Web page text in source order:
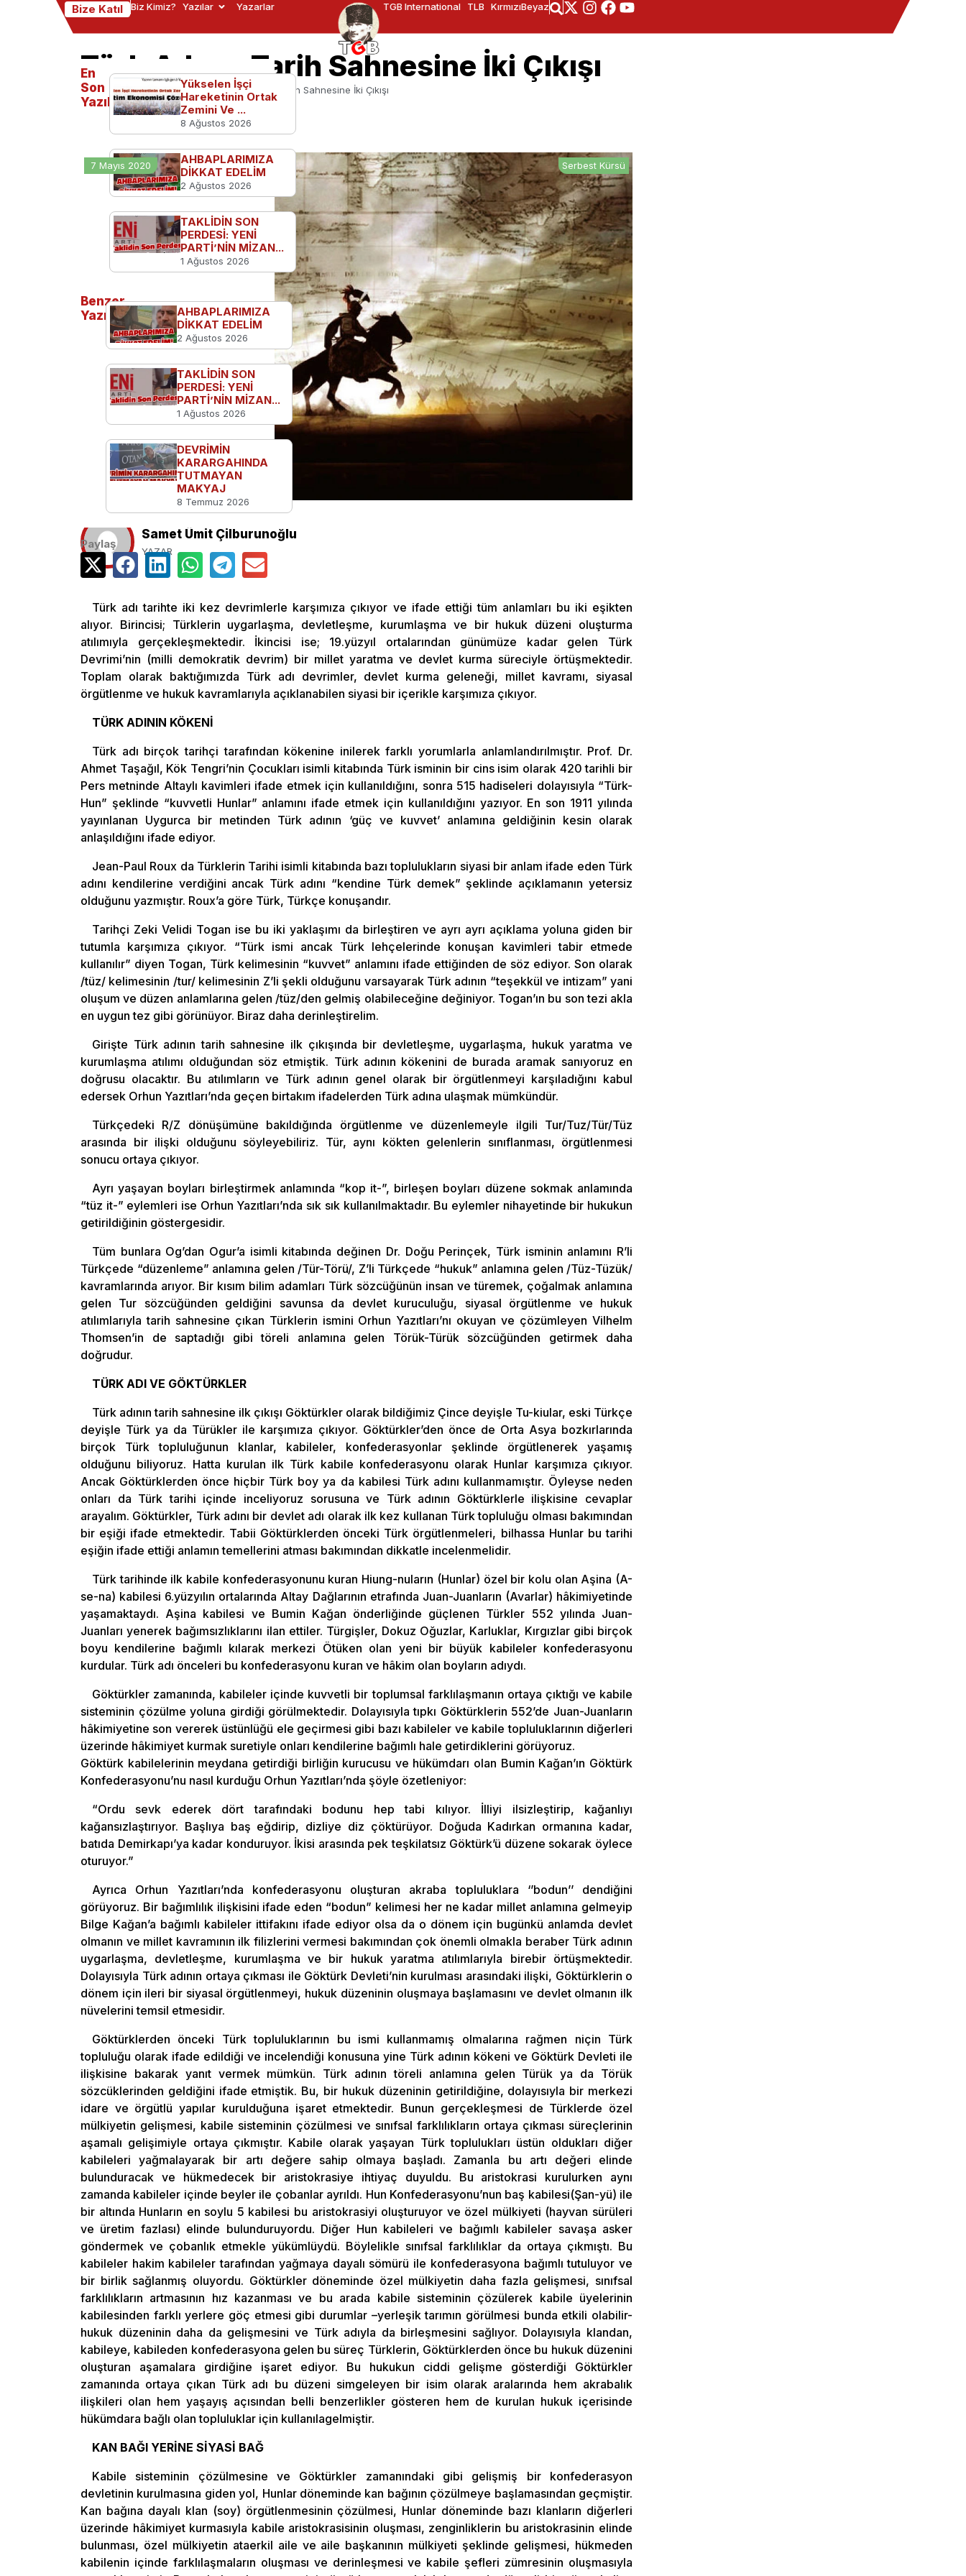
Bize Katıl Biz Kimiz? Yazılar Yazarlar TGB International TLB KırmızıBeyaz
Türk Adının Tarih Sahnesine İki Çıkışı
Ana Sayfa Serbest Kürsü Türk Adının Tarih Sahnesine İki Çıkışı
7 Mayıs 2020 Serbest Kürsü
Samet Ümit Çilburunoğlu
YAZAR
Türk adı tarihte iki kez devrimlerle karşımıza çıkıyor ve ifade ettiği tüm anlamları bu iki eşikten
alıyor. Birincisi; Türklerin uygarlaşma, devletleşme, kurumlaşma ve bir hukuk düzeni oluşturma
atılımıyla gerçekleşmektedir. İkincisi ise; 19.yüzyıl ortalarından günümüze kadar gelen Türk
Devrimi’nin (milli demokratik devrim) bir millet yaratma ve devlet kurma süreciyle örtüşmektedir.
Toplam olarak baktığımızda Türk adı devrimler, devlet kurma geleneği, millet kavramı, siyasal
örgütlenme ve hukuk kavramlarıyla açıklanabilen siyasi bir içerikle karşımıza çıkıyor.
TÜRK ADININ KÖKENİ
Türk adı birçok tarihçi tarafından kökenine inilerek farklı yorumlarla anlamlandırılmıştır. Prof. Dr.
Ahmet Taşağıl, Kök Tengri’nin Çocukları isimli kitabında Türk isminin bir cins isim olarak 420 tarihli bir
Pers metninde Altaylı kavimleri ifade etmek için kullanıldığını, sonra 515 hadiseleri dolayısıyla “Türk-
Hun” şeklinde “kuvvetli Hunlar” anlamını ifade etmek için kullanıldığını yazıyor. En son 1911 yılında
yayınlanan Uygurca bir metinden Türk adının ‘güç ve kuvvet’ anlamına geldiğinin kesin olarak
anlaşıldığını ifade ediyor.
Jean-Paul Roux da Türklerin Tarihi isimli kitabında bazı toplulukların siyasi bir anlam ifade eden Türk
adını kendilerine verdiğini ancak Türk adını “kendine Türk demek” şeklinde açıklamanın yetersiz
olduğunu yazmıştır. Roux’a göre Türk, Türkçe konuşandır.
Tarihçi Zeki Velidi Togan ise bu iki yaklaşımı da birleştiren ve ayrı ayrı açıklama yoluna giden bir
tutumla karşımıza çıkıyor. “Türk ismi ancak Türk lehçelerinde konuşan kavimleri tabir etmede
kullanılır” diyen Togan, Türk kelimesinin “kuvvet” anlamını ifade ettiğinden de söz ediyor. Son olarak
/tüz/ kelimesinin /tur/ kelimesinin Z’li şekli olduğunu varsayarak Türk adının “teşekkül ve intizam” yani
oluşum ve düzen anlamlarına gelen /tüz/den gelmiş olabileceğine değiniyor. Togan’ın bu son tezi akla
en uygun tez gibi görünüyor. Biraz daha derinleştirelim.
Girişte Türk adının tarih sahnesine ilk çıkışında bir devletleşme, uygarlaşma, hukuk yaratma ve
kurumlaşma atılımı olduğundan söz etmiştik. Türk adının kökenini de burada aramak sanıyoruz en
doğrusu olacaktır. Bu atılımların ve Türk adının genel olarak bir örgütlenmeyi karşıladığını kabul
edersek Orhun Yazıtları’nda geçen birtakım ifadelerden Türk adına ulaşmak mümkündür.
Türkçedeki R/Z dönüşümüne bakıldığında örgütlenme ve düzenlemeyle ilgili Tur/Tuz/Tür/Tüz
arasında bir ilişki olduğunu söyleyebiliriz. Tür, aynı kökten gelenlerin sınıflanması, örgütlenmesi
sonucu ortaya çıkıyor.
Ayrı yaşayan boyları birleştirmek anlamında “kop it-”, birleşen boyları düzene sokmak anlamında
“tüz it-” eylemleri ise Orhun Yazıtları’nda sık sık kullanılmaktadır. Bu eylemler nihayetinde bir hukukun
getirildiğinin göstergesidir.
Tüm bunlara Og’dan Ogur’a isimli kitabında değinen Dr. Doğu Perinçek, Türk isminin anlamını R’li
Türkçede “düzenleme” anlamına gelen /Tür-Törü/, Z’li Türkçede “hukuk” anlamına gelen /Tüz-Tüzük/
kavramlarında arıyor. Bir kısım bilim adamları Türk sözcüğünün insan ve türemek, çoğalmak anlamına
gelen Tur sözcüğünden geldiğini savunsa da devlet kuruculuğu, siyasal örgütlenme ve hukuk
atılımlarıyla tarih sahnesine çıkan Türklerin ismini Orhun Yazıtları’nı okuyan ve çözümleyen Vilhelm
Thomsen’in de saptadığı gibi töreli anlamına gelen Törük-Türük sözcüğünden getirmek daha
doğrudur.
TÜRK ADI VE GÖKTÜRKLER
Türk adının tarih sahnesine ilk çıkışı Göktürkler olarak bildiğimiz Çince deyişle Tu-kiular, eski Türkçe
deyişle Türk ya da Türükler ile karşımıza çıkıyor. Göktürkler’den önce de Orta Asya bozkırlarında
birçok Türk topluluğunun klanlar, kabileler, konfederasyonlar şeklinde örgütlenerek yaşamış
olduğunu biliyoruz. Hatta kurulan ilk Türk kabile konfederasyonu olarak Hunlar karşımıza çıkıyor.
Ancak Göktürklerden önce hiçbir Türk boy ya da kabilesi Türk adını kullanmamıştır. Öyleyse neden
onları da Türk tarihi içinde inceliyoruz sorusuna ve Türk adının Göktürklerle ilişkisine cevaplar
arayalım. Göktürkler, Türk adını bir devlet adı olarak ilk kez kullanan Türk topluluğu olması bakımından
bir eşiği ifade etmektedir. Tabii Göktürklerden önceki Türk örgütlenmeleri, bilhassa Hunlar bu tarihi
eşiğin ifade ettiği anlamın temellerini atması bakımından dikkatle incelenmelidir.
Türk tarihinde ilk kabile konfederasyonunu kuran Hiung-nuların (Hunlar) özel bir kolu olan Aşina (A-
se-na) kabilesi 6.yüzyılın ortalarında Altay Dağlarının etrafında Juan-Juanların (Avarlar) hâkimiyetinde
yaşamaktaydı. Aşina kabilesi ve Bumin Kağan önderliğinde güçlenen Türkler 552 yılında Juan-
Juanları yenerek bağımsızlıklarını ilan ettiler. Türgişler, Dokuz Oğuzlar, Karluklar, Kırgızlar gibi birçok
boyu kendilerine bağımlı kılarak merkezi Ötüken olan yeni bir büyük kabileler konfederasyonu
kurdular. Türk adı önceleri bu konfederasyonu kuran ve hâkim olan boyların adıydı.
Göktürkler zamanında, kabileler içinde kuvvetli bir toplumsal farklılaşmanın ortaya çıktığı ve kabile
sisteminin çözülme yoluna girdiği görülmektedir. Dolayısıyla tıpkı Göktürklerin 552’de Juan-Juanların
hâkimiyetine son vererek üstünlüğü ele geçirmesi gibi bazı kabileler ve kabile topluluklarının diğerleri
üzerinde hâkimiyet kurmak suretiyle onları kendilerine bağımlı hale getirdiklerini görüyoruz.
Göktürk kabilelerinin meydana getirdiği birliğin kurucusu ve hükümdarı olan Bumin Kağan’ın Göktürk
Konfederasyonu’nu nasıl kurduğu Orhun Yazıtları’nda şöyle özetleniyor:
“Ordu sevk ederek dört tarafındaki bodunu hep tabi kılıyor. İlliyi ilsizleştirip, kağanlıyı
kağansızlaştırıyor. Başlıya baş eğdirip, dizliye diz çöktürüyor. Doğuda Kadırkan ormanına kadar,
batıda Demirkapı’ya kadar konduruyor. İkisi arasında pek teşkilatsız Göktürk’ü düzene sokarak öylece
oturuyor.”
Ayrıca Orhun Yazıtları’nda konfederasyonu oluşturan akraba topluluklara ‘’bodun’’ dendiğini
görüyoruz. Bir bağımlılık ilişkisini ifade eden “bodun” kelimesi her ne kadar millet anlamına gelmeyip
Bilge Kağan’a bağımlı kabileler ittifakını ifade ediyor olsa da o dönem için bugünkü anlamda devlet
olmanın ve millet kavramının ilk filizlerini vermesi bakımından çok önemli olmakla beraber Türk adının
uygarlaşma, devletleşme, kurumlaşma ve bir hukuk yaratma atılımlarıyla birebir örtüşmektedir.
Dolayısıyla Türk adının ortaya çıkması ile Göktürk Devleti’nin kurulması arasındaki ilişki, Göktürklerin o
dönem için ileri bir siyasal örgütlenmeyi, hukuk düzeninin oluşmaya başlamasını ve devlet olmanın ilk
nüvelerini temsil etmesidir.
Göktürklerden önceki Türk topluluklarının bu ismi kullanmamış olmalarına rağmen niçin Türk
topluluğu olarak ifade edildiği ve incelendiği konusuna yine Türk adının kökeni ve Göktürk Devleti ile
ilişkisine bakarak yanıt vermek mümkün. Türk adının töreli anlamına gelen Türük ya da Törük
sözcüklerinden geldiğini ifade etmiştik. Bu, bir hukuk düzeninin getirildiğine, dolayısıyla bir merkezi
idare ve örgütlü yapılar kurulduğuna işaret etmektedir. Bunun gerçekleşmesi de Türklerde özel
mülkiyetin gelişmesi, kabile sisteminin çözülmesi ve sınıfsal farklılıkların ortaya çıkması süreçlerinin
aşamalı gelişimiyle ortaya çıkmıştır. Kabile olarak yaşayan Türk toplulukları üstün oldukları diğer
kabileleri yağmalayarak bir artı değere sahip olmaya başladı. Zamanla bu artı değeri elinde
bulunduracak ve hükmedecek bir aristokrasiye ihtiyaç duyuldu. Bu aristokrasi kurulurken aynı
zamanda kabileler içinde beyler ile çobanlar ayrıldı. Hun Konfederasyonu’nun baş kabilesi(Şan-yü) ile
bir altında Hunların en soylu 5 kabilesi bu aristokrasiyi oluşturuyor ve özel mülkiyeti (hayvan sürüleri
ve üretim fazlası) elinde bulunduruyordu. Diğer Hun kabileleri ve bağımlı kabileler savaşa asker
göndermek ve çobanlık etmekle yükümlüydü. Böylelikle sınıfsal farklılıklar da ortaya çıkmıştı. Bu
kabileler hakim kabileler tarafından yağmaya dayalı sömürü ile konfederasyona bağımlı tutuluyor ve
bir birlik sağlanmış oluyordu. Göktürkler döneminde özel mülkiyetin daha fazla gelişmesi, sınıfsal
farklılıkların artmasının hız kazanması ve bu arada kabile sisteminin çözülerek kabile üyelerinin
kabilesinden farklı yerlere göç etmesi gibi durumlar –yerleşik tarımın görülmesi bunda etkili olabilir-
hukuk düzeninin daha da gelişmesini ve Türk adıyla da birleşmesini sağlıyor. Dolayısıyla klandan,
kabileye, kabileden konfederasyona gelen bu süreç Türklerin, Göktürklerden önce bu hukuk düzenini
oluşturan aşamalara girdiğine işaret ediyor. Bu hukukun ciddi gelişme gösterdiği Göktürkler
zamanında ortaya çıkan Türk adı bu düzeni simgeleyen bir isim olarak aralarında hem akrabalık
ilişkileri olan hem yaşayış açısından belli benzerlikler gösteren hem de kurulan hukuk içerisinde
hükümdara bağlı olan topluluklar için kullanılagelmiştir.
KAN BAĞI YERİNE SİYASİ BAĞ
Kabile sisteminin çözülmesine ve Göktürkler zamanındaki gibi gelişmiş bir konfederasyon
devletinin kurulmasına giden yol, Hunlar döneminde kan bağının çözülmeye başlamasından geçmiştir.
Kan bağına dayalı klan (soy) örgütlenmesinin çözülmesi, Hunlar döneminde bazı klanların diğerleri
üzerinde hâkimiyet kurmasıyla kabile aristokrasisinin oluşması, zenginliklerin bu aristokrasinin elinde
bulunması, özel mülkiyetin ataerkil aile ve aile başkanının mülkiyeti şeklinde gelişmesi, hükmeden
kabilenin içinde farklılaşmaların oluşması ve derinleşmesi ve kabile şefleri zümresinin oluşmasıyla
En
Son
Yazılanlar
Yükselen İşçi
Hareketinin Ortak
Zemini Ve ...
8 Ağustos 2026
AHBAPLARIMIZA
DİKKAT EDELİM
2 Ağustos 2026
TAKLİDİN SON
PERDESİ: YENİ
PARTİ’NİN MİZAN...
1 Ağustos 2026
Benzer
Yazılar
AHBAPLARIMIZA
DİKKAT EDELİM
2 Ağustos 2026
TAKLİDİN SON
PERDESİ: YENİ
PARTİ’NİN MİZAN...
1 Ağustos 2026
DEVRİMİN
KARARGAHINDA
TUTMAYAN
MAKYAJ
8 Temmuz 2026
Paylaş